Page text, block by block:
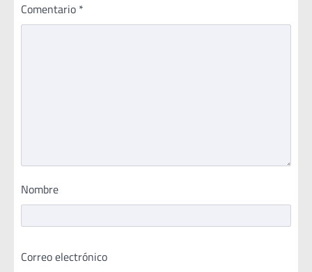
Comentario *
Nombre
Correo electrónico